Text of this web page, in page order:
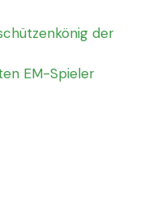
der
EM-Spieler